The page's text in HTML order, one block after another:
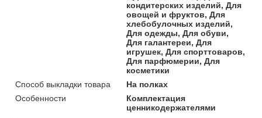
кондитерских изделий, Для
овощей и фруктов, Для
хлебобулочных изделий,
Для одежды, Для обуви,
Для галантереи, Для
игрушек, Для спорттоваров,
Для парфюмерии, Для
косметики
Способ выкладки товара
На полках
Особенности
Комплектация
ценникодержателями